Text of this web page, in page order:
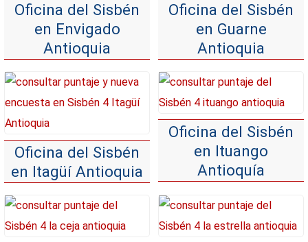
Oficina del Sisbén
en Envigado
Antioquia
Oficina del Sisbén
en Guarne
Antioquia
Oficina del Sisbén
en Itagüí Antioquia
Oficina del Sisbén
en Ituango
Antioquía